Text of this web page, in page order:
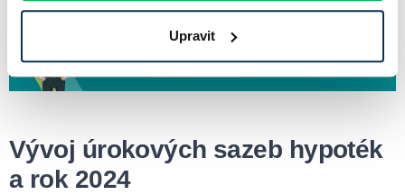
Upravit
Vývoj úrokových sazeb hypoték
a rok 2024